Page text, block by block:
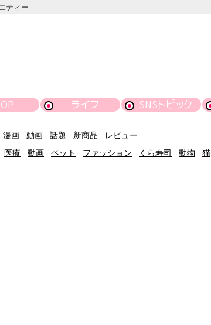
ティー
ライフ SNSトピック
漫画 動画 話題 新商品
レビュー
医療 動画 ペット ファッション くら寿司 動物 猫